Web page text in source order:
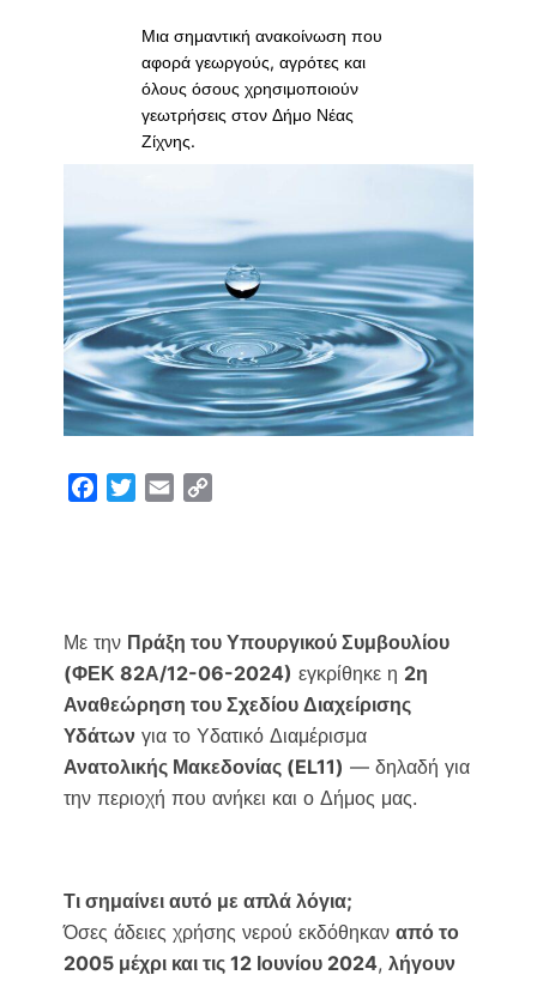
Μια σημαντική ανακοίνωση που
αφορά γεωργούς, αγρότες και
όλους όσους χρησιμοποιούν
γεωτρήσεις στον Δήμο Νέας
Ζίχνης.
o
e
r
n
k
Με την Πράξη του Υπουργικού Συμβουλίου
(ΦΕΚ 82Α/12-06-2024) εγκρίθηκε η 2η
Αναθεώρηση του Σχεδίου Διαχείρισης
Υδάτων για το Υδατικό Διαμέρισμα
Ανατολικής Μακεδονίας (EL11) — δηλαδή για
την περιοχή που ανήκει και ο Δήμος μας.
Τι σημαίνει αυτό με απλά λόγια;
Όσες άδειες χρήσης νερού εκδόθηκαναπό το
2005 μέχρι και τις 12 Ιουνίου 2024,λήγουν